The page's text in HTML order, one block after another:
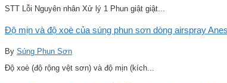
STT Lỗi Nguyên nhân Xử lý 1 Phun giật giật...
Độ mịn và độ xoè của súng phun sơn dòng airspray
By Súng Phun Sơn
Độ xoè (độ rộng vệt sơn) và độ mịn (kích...